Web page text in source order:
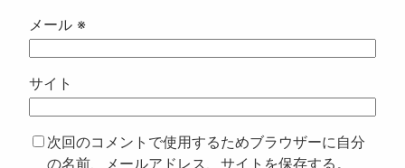
メール ※
サイト
次回のコメントで使用するためブラウザーに自分
の名前、メールアドレス、サイトを保存する。